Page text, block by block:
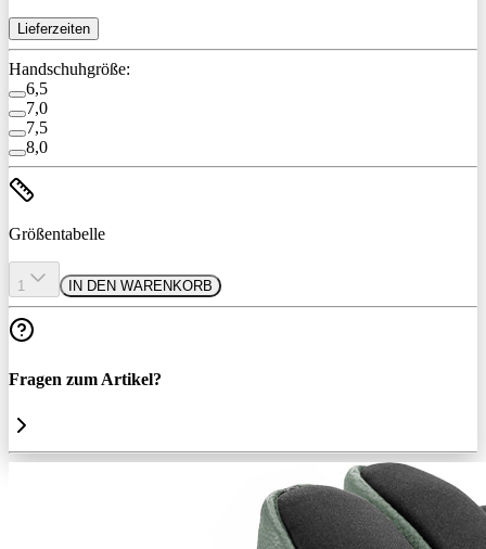
Lieferzeiten
Handschuhgröße:
6,5
7,0
7,5
8,0
Größentabelle
1 IN DEN WARENKORB
Fragen zum Artikel?